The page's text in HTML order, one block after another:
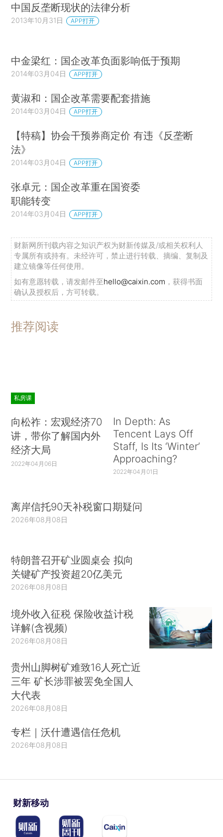
中国反垄断现状的法律分析
2013年10月31日 APP打开
中金梁红：国企改革负面影响低于预期
2014年03月04日 APP打开
黄淑和：国企改革需要配套措施
2014年03月04日 APP打开
【特稿】协会干预券商定价 有违《反垄断
法》
2014年03月04日 APP打开
张卓元：国企改革重在国资委
职能转变
2014年03月04日 APP打开
财新网所刊载内容之知识产权为财新传媒及/或相关权利人
专属所有或持有。未经许可，禁止进行转载、摘编、复制及
建立镜像等任何使用。
如有意愿转载，请发邮件至hello@caixin.com ，获得书面
确认及授权后，方可转载。
推荐阅读
私房课
向松祚：宏观经济70
讲，带你了解国内外
经济大局
2022年04月06日
In Depth: As
Tencent Lays Off
Staff, Is Its ‘Winter’
Approaching?
2022年04月01日
离岸信托90天补税窗口期疑问
2026年08月08日
特朗普召开矿业圆桌会 拟向
关键矿产投资超20亿美元
2026年08月08日
境外收入征税 保险收益计税
详解(含视频)
2026年08月08日
贵州山脚树矿难致16人死亡近
三年 矿长涉罪被罢免全国人
大代表
2026年08月08日
专栏｜沃什遭遇信任危机
2026年08月08日
财新移动